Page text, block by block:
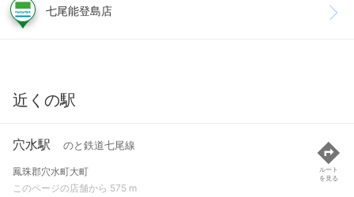
七尾能登島店
近くの駅
穴水駅 のと鉄道七尾線
鳳珠郡穴水町大町
このページの店舗から 575 m
ルート
を見る